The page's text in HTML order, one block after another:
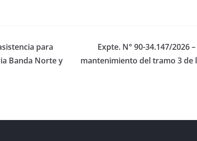
para
Banda Norte y
Expte. N° 90-34.147/2026
mantenimiento del tramo 3 de